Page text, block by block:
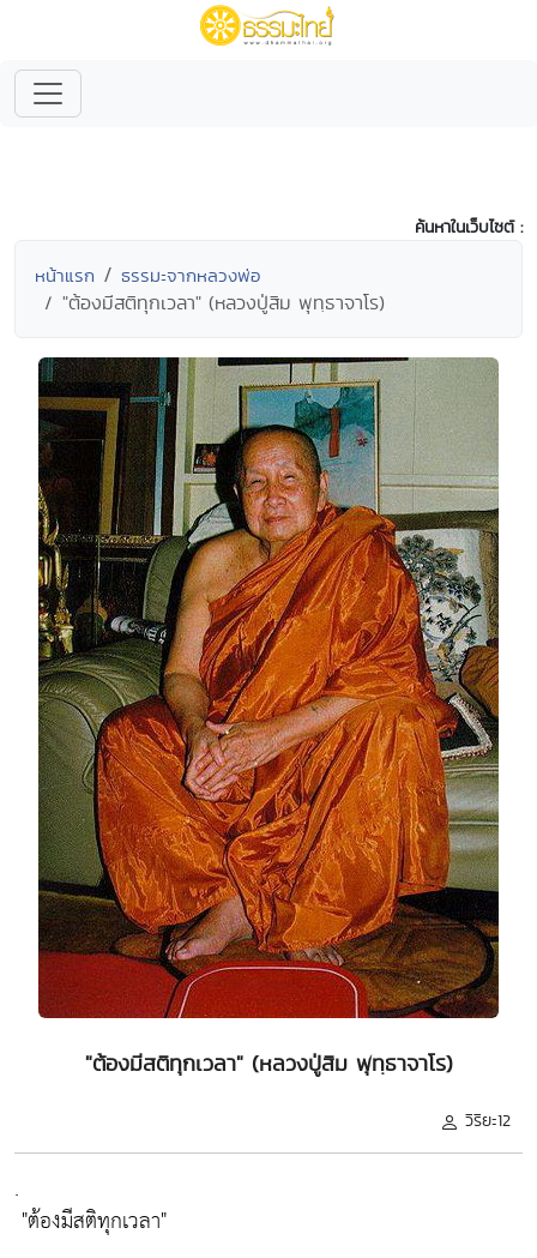
ค้นหาในเว็บไซต์ :
หน้าแรก ธรรมะจากหลวงพ่อ
"ต้องมีสติทุกเวลา" (หลวงปู่สิม พุทฺธาจาโร)
"ต้องมีสติทุกเวลา" (หลวงปู่สิม พุทฺธาจาโร)
วิริยะ12
.
"ต้องมีสติทุกเวลา"